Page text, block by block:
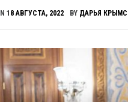
18 АВГУСТА, 2022 BY ДАРЬЯ